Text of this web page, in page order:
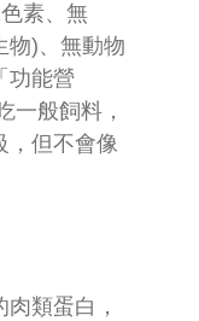
素、無
物)、無動物
功能營
一般飼料，
，但不會像
類蛋白，